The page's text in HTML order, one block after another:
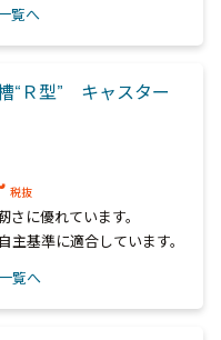
覧へ
“Ｒ型” キャスター
税抜
に優れています。
基準に適合しています。
覧へ